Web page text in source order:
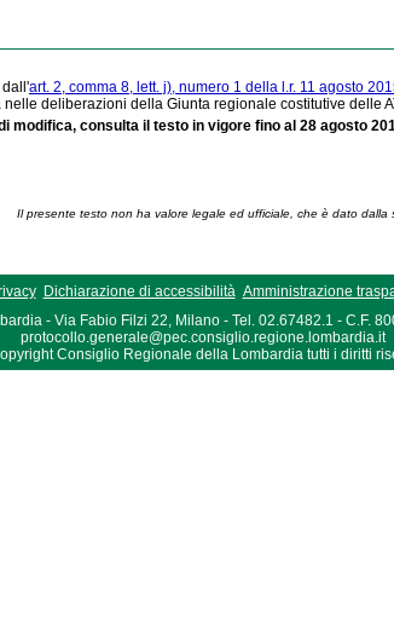
dall'art. 2, comma 8, lett. j), numero 1 della l.r. 11 agosto
deliberazioni della Giunta regionale costitutive delle
modifica, consulta il testo in vigore fino al 28 agosto
Il presente testo non ha valore legale ed ufficiale, che è dato
Dichiarazione di accessibilità Amministrazione
- Via Fabio Filzi 22, Milano - Tel. 02.67482.1 - C.F.
protocollo.generale@pec.consiglio.regione.lombardia.it
Consiglio Regionale della Lombardia tutti i diritti